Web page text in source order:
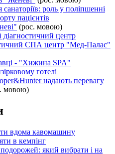
роль у поліпшенні
пацієнтів
(рос. мовою)
центр
СПА центр "Мед-Палас"
- "Хижина SPA"
готелі
надають перевагу
мовою)
вдома кавомашину
в кемпінг
який вибрати і на